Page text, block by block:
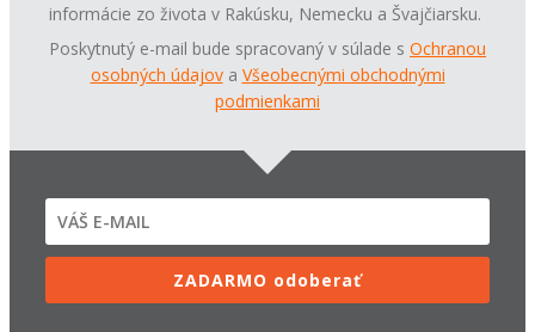
informácie zo života v Rakúsku, Nemecku a Švajčiarsku.
Poskytnutý e-mail bude spracovaný v súlade s Ochranou
osobných údajov a Všeobecnými obchodnými
podmienkami
ZADARMO odoberať